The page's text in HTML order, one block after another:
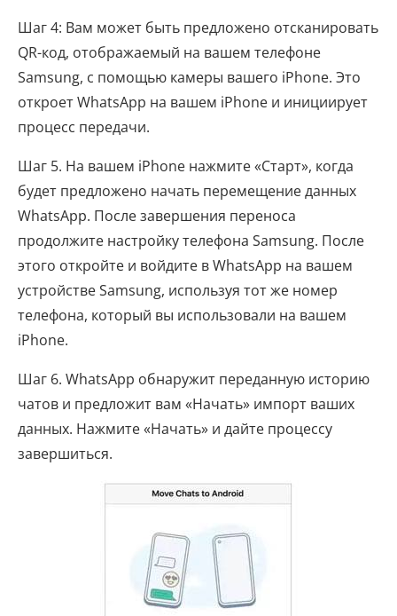
Шаг 4: Вам может быть предложено отсканировать
QR-код, отображаемый на вашем телефоне
Samsung, с помощью камеры вашего iPhone. Это
откроет WhatsApp на вашем iPhone и инициирует
процесс передачи.
Шаг 5. На вашем iPhone нажмите «Старт», когда
будет предложено начать перемещение данных
WhatsApp. После завершения переноса
продолжите настройку телефона Samsung. После
этого откройте и войдите в WhatsApp на вашем
устройстве Samsung, используя тот же номер
телефона, который вы использовали на вашем
iPhone.
Шаг 6. WhatsApp обнаружит переданную историю
чатов и предложит вам «Начать» импорт ваших
данных. Нажмите «Начать» и дайте процессу
завершиться.